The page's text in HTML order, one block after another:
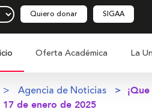
Quiero donar SIGAA
Oferta Académica La
Agencia de Noticias
de enero de 2025